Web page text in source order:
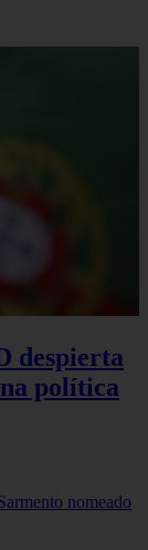
despierta
política